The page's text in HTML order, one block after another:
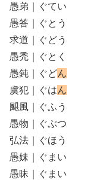
愚弟｜ぐてい
愚答｜ぐとう
求道｜ぐどう
愚禿｜ぐとく
愚鈍｜ぐどん
虞犯｜ぐはん
颶風｜ぐふう
愚物｜ぐぶつ
弘法｜ぐほう
愚妹｜ぐまい
愚昧｜ぐまい